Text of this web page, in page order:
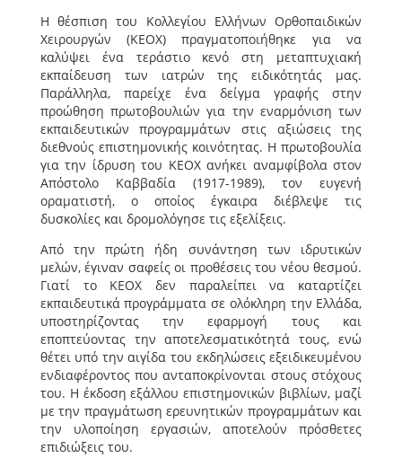
Η θέσπιση του Κολλεγίου Ελλήνων Ορθοπαιδικών
Χειρουργών (ΚΕΟΧ) πραγματοποιήθηκε για να
καλύψει ένα τεράστιο κενό στη μεταπτυχιακή
εκπαίδευση των ιατρών της ειδικότητάς μας.
Παράλληλα, παρείχε ένα δείγμα γραφής στην
προώθηση πρωτοβουλιών για την εναρμόνιση των
εκπαιδευτικών προγραμμάτων στις αξιώσεις της
διεθνούς επιστημονικής κοινότητας. Η πρωτοβουλία
για την ίδρυση του ΚΕΟΧ ανήκει αναμφίβολα στον
Απόστολο Καββαδία (1917-1989), τον ευγενή
οραματιστή, ο οποίος έγκαιρα διέβλεψε τις
δυσκολίες και δρομολόγησε τις εξελίξεις.
Από την πρώτη ήδη συνάντηση των ιδρυτικών
μελών, έγιναν σαφείς οι προθέσεις του νέου θεσμού.
Γιατί το ΚΕΟΧ δεν παραλείπει να καταρτίζει
εκπαιδευτικά προγράμματα σε ολόκληρη την Ελλάδα,
υποστηρίζοντας την εφαρμογή τους και
εποπτεύοντας την αποτελεσματικότητά τους, ενώ
θέτει υπό την αιγίδα του εκδηλώσεις εξειδικευμένου
ενδιαφέροντος που ανταποκρίνονται στους στόχους
του. Η έκδοση εξάλλου επιστημονικών βιβλίων, μαζί
με την πραγμάτωση ερευνητικών προγραμμάτων και
την υλοποίηση εργασιών, αποτελούν πρόσθετες
επιδιώξεις του.